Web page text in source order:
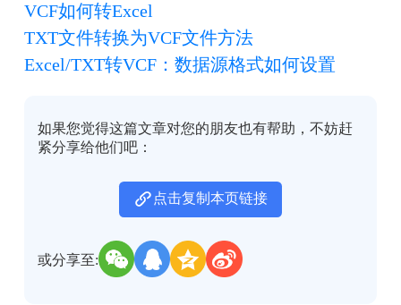
VCF如何转Excel
TXT文件转换为VCF文件方法
Excel/TXT转VCF：数据源格式如何设置
如果您觉得这篇文章对您的朋友也有帮助，不妨赶
紧分享给他们吧：
点击复制本页链接
或分享至: